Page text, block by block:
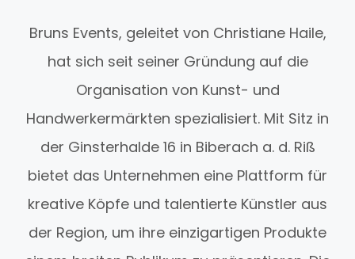
Bruns Events, geleitet von Christiane Haile,
hat sich seit seiner Gründung auf die
Organisation von Kunst- und
Handwerkermärkten spezialisiert. Mit Sitz in
der Ginsterhalde 16 in Biberach a. d. Riß
bietet das Unternehmen eine Plattform für
kreative Köpfe und talentierte Künstler aus
der Region, um ihre einzigartigen Produkte